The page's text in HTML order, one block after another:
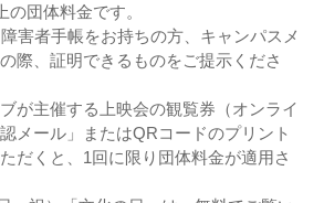
団体料金です。
害者手帳をお持ちの方、キャンパスメ
際、証明できるものをご提示くださ
が主催する上映会の観覧券（オンライ
メール」またはQRコードのプリント
だくと、1回に限り団体料金が適用さ